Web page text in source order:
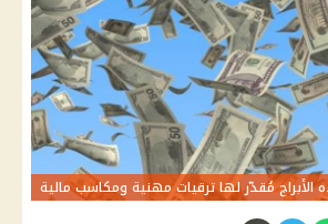
الأبراج مُقدّر لها ترقيات مهنية ومكاسب مالية